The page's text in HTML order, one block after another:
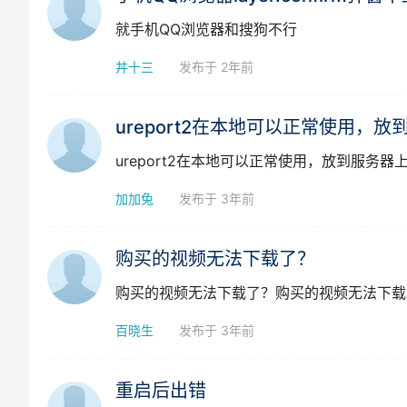
反馈 ● 问答区
就手机QQ浏览器和搜狗不行
丼十三 发布于 2年前
ureport2在本地可以正常使用，放到服务器
加加兔 发布于 3年前
购买的视频无法下载了？购买的视频无法下